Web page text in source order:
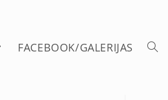
FACEBOOK/GALERIJAS